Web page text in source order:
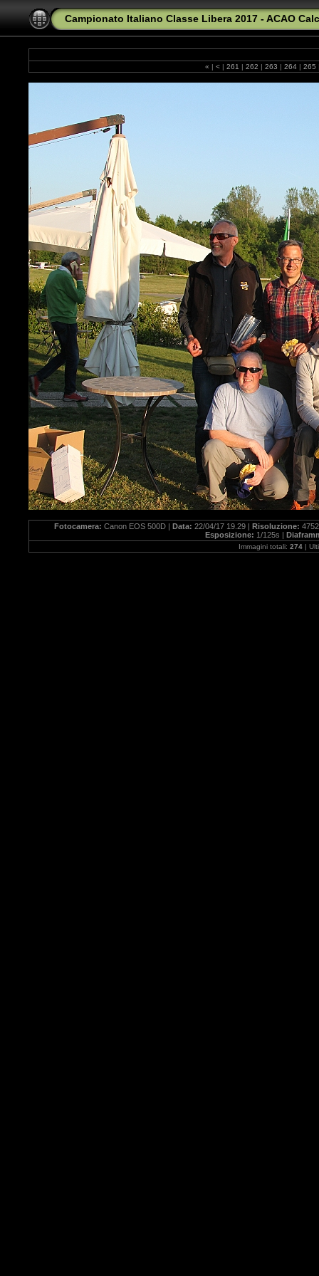
Campionato Italiano Classe Libera 2017 - ACAO
« | < | 261 | 262 | 263 | 264 | 265
Fotocamera: Canon EOS 500D | Data: 22/04/17 19.29 | Risoluzione:
Esposizione: 1/125s |
Immagini totali: 274 |